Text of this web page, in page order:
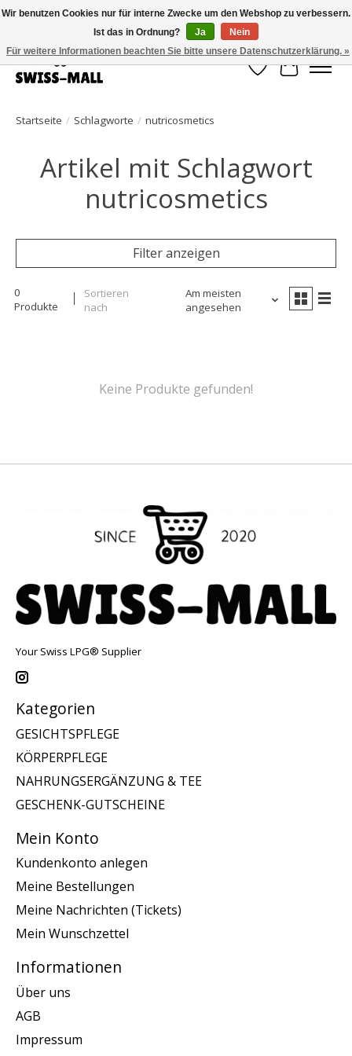
Kostenloser Versand ab CHF 250 – pünktlich und zuverlässig geliefert
Wunschzettel
Ihr
Startseite / Schlagworte / nutricosmetics
Artikel mit Schlagwort
nutricosmetics
Filter anzeigen
0
Produkte
Sortieren
nach
Am meisten
angesehen
Keine Produkte gefunden!
Your Swiss LPG® Supplier
Kategorien
GESICHTSPFLEGE
KÖRPERPFLEGE
NAHRUNGSERGÄNZUNG & TEE
GESCHENK-GUTSCHEINE
Mein Konto
Kundenkonto anlegen
Meine Bestellungen
Meine Nachrichten (Tickets)
Mein Wunschzettel
Informationen
Über uns
AGB
Impressum
Wir benutzen Cookies nur für interne Zwecke um den Webshop zu verbessern.
Ist das in Ordnung?
Ja
Nein
Für weitere Informationen beachten Sie bitte unsere Datenschutzerklärung. »